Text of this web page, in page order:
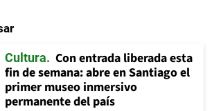
Cultura
Con entrada liberada esta
fin de semana: abre en Santiago el
primer museo inmersivo
permanente del país